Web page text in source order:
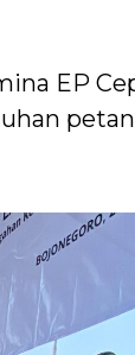
EP